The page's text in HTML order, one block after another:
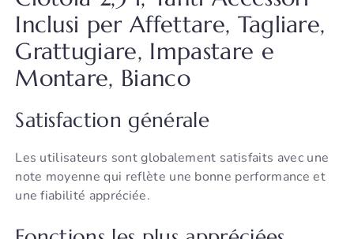
Inclusi per Affettare, Tagliare,
Grattugiare, Impastare e
Montare, Bianco
Satisfaction générale
Les utilisateurs sont globalement satisfaits avec une
note moyenne qui reflète une bonne performance et
une fiabilité appréciée.